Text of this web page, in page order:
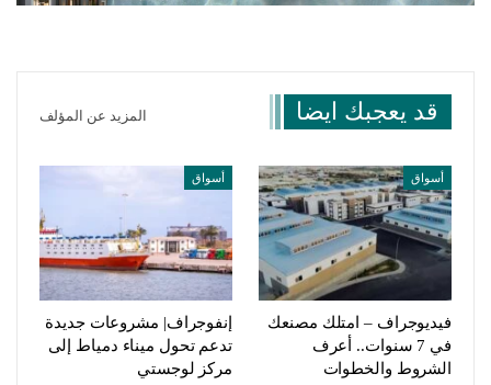
قد يعجبك ايضا المزيد عن المؤلف
أسواق
فيديوجراف – امتلك مصنعك
في 7 سنوات.. أعرف
الشروط والخطوات
أسواق
إنفوجراف| مشروعات جديدة
تدعم تحول ميناء دمياط إلى
مركز لوجستي